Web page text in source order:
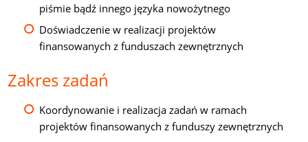
piśmie bądź innego języka nowożytnego
Doświadczenie w realizacji projektów
finansowanych z funduszach zewnętrznych
Zakres zadań
Koordynowanie i realizacja zadań w ramach
projektów finansowanych z funduszy zewnętrznych